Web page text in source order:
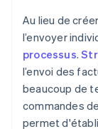
Au lieu de
l’envoyer
processus.
l’envoi des
beaucoup de
commandes
permet